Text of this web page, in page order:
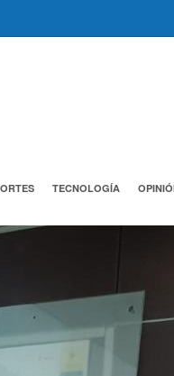
TECNOLOGÍA